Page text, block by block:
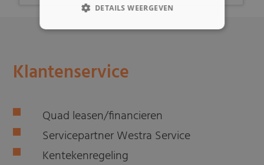
Klantenservice
Quad leasen/financieren
Servicepartner Westra Service
Kentekenregeling
DETAILS WEERGEVEN